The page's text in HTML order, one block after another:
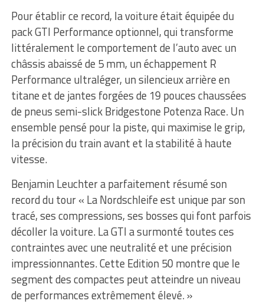
Pour établir ce record, la voiture était équipée du
pack GTI Performance optionnel, qui transforme
littéralement le comportement de l’auto avec un
châssis abaissé de 5 mm, un échappement R
Performance ultraléger, un silencieux arrière en
titane et de jantes forgées de 19 pouces chaussées
de pneus semi-slick Bridgestone Potenza Race. Un
ensemble pensé pour la piste, qui maximise le grip,
la précision du train avant et la stabilité à haute
vitesse.
Benjamin Leuchter a parfaitement résumé son
record du tour « La Nordschleife est unique par son
tracé, ses compressions, ses bosses qui font parfois
décoller la voiture. La GTI a surmonté toutes ces
contraintes avec une neutralité et une précision
impressionnantes. Cette Edition 50 montre que le
segment des compactes peut atteindre un niveau
de performances extrêmement élevé. »